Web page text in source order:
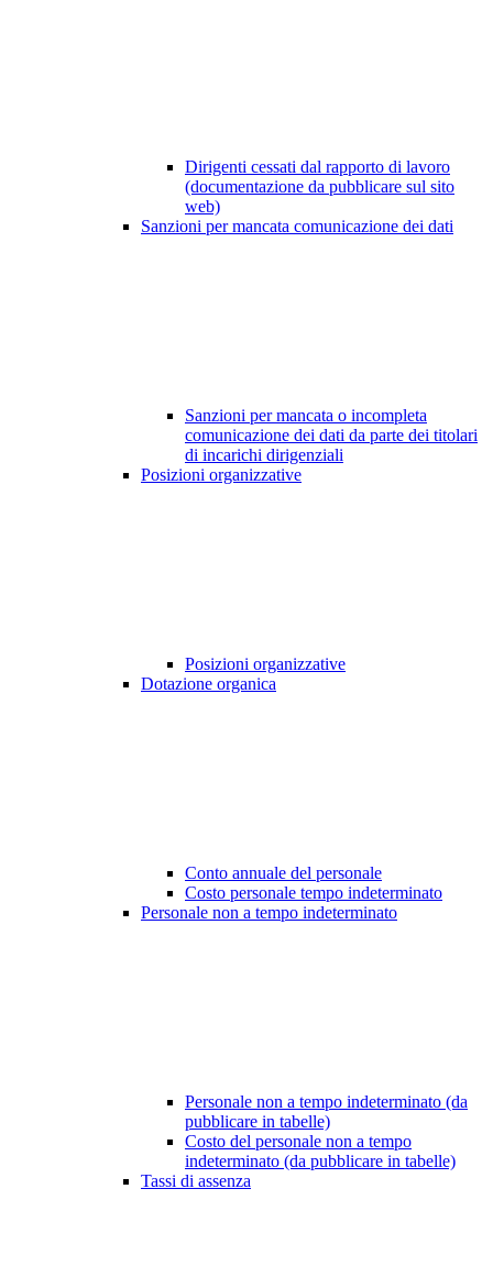
Dirigenti cessati dal rapporto di lavoro
(documentazione da pubblicare sul sito
web)
Sanzioni per mancata comunicazione dei dati
Sanzioni per mancata o incompleta
comunicazione dei dati da parte dei titolari
di incarichi dirigenziali
Posizioni organizzative
Posizioni organizzative
Dotazione organica
Conto annuale del personale
Costo personale tempo indeterminato
Personale non a tempo indeterminato
Personale non a tempo indeterminato (da
pubblicare in tabelle)
Costo del personale non a tempo
indeterminato (da pubblicare in tabelle)
Tassi di assenza